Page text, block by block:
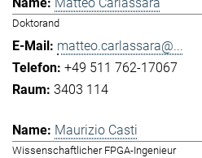
Matteo Carlassara
Doktorand
matteo.carlassara@...
+49 511 762-17067
3403 114
Maurizio Casti
Wissenschaftlicher FPGA-Ingenieur